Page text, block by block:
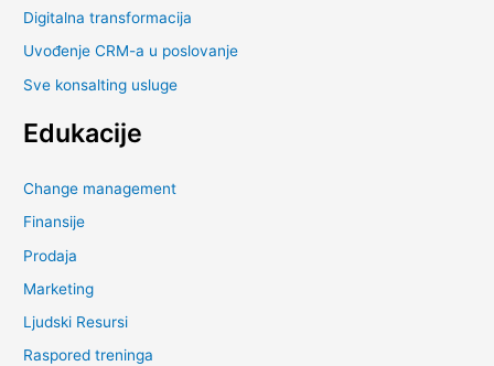
Digitalna transformacija
Uvođenje CRM-a u poslovanje
Sve konsalting usluge
Edukacije
Change management
Finansije
Prodaja
Marketing
Ljudski Resursi
Raspored treninga